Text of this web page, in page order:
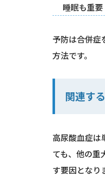
睡眠も重要
予防は合併症
方法です。
関連す
高尿酸血症は
ても、他の重
す要因となり